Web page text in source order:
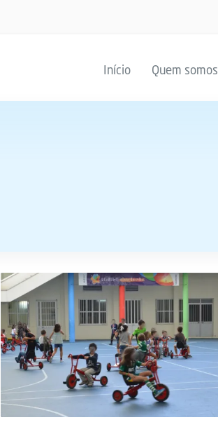
Início Quem somos